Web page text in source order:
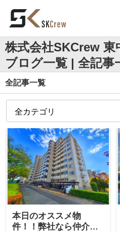
株式会社SKCrew 東
ブログ一覧 | 全記事
全記事一覧
本日のオススメ物
件！！弊社なら仲介手